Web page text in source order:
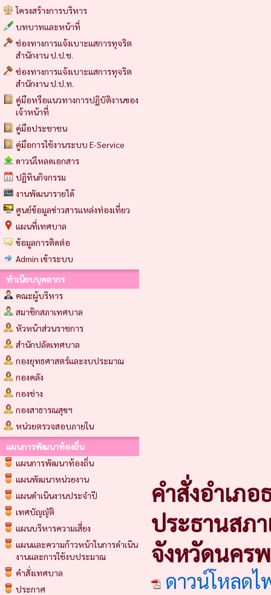
โครงสร้างการบริหาร
บทบาทและหน้าที่
ช่องทางการแจ้งเบาะแสการทุจริต
สำนักงาน ป.ป.ช.
ช่องทางการแจ้งเบาะแสการทุจริต
สำนักงาน ป.ป.ท.
คู่มือหรือแนวทางการปฏิบัติงานของ
เจ้าหน้าที่
คู่มือประชาชน
คู่มือการใช้งานระบบ E-Service
ดาวน์โหลดเอกสาร
ปฏิทินกิจกรรม
งานพัฒนารายได้
ศูนย์ข้อมูลข่าวสารแหล่งท่องเที่ยว
แผนที่เทศบาล
ข้อมูลการติดต่อ
Admin เข้าระบบ
ทำเนียบบุคลากร
คณะผู้บริหาร
สมาชิกสภาเทศบาล
หัวหน้าส่วนราชการ
สำนักปลัดเทศบาล
กองยุทธศาสตร์และงบประมาณ
กองคลัง
กองช่าง
กองสาธารณสุขฯ
หน่วยตรวจสอบภายใน
แผนการพัฒนาท้องถิ่น
แผนการพัฒนาท้องถิ่น
แผนพัฒนาหน่วยงาน
แผนดำเนินงานประจำปี
เทศบัญญัติ
แผนบริหารความเสี่ยง
แผนและความก้าวหน้าในการดำเนิน
งานและการใช้งบประมาณ
คำสั่งเทศบาล
ประกาศ
คำสั่งอำเภ
ประธานสภ
จังหวัดนคร
ดาวน์โหลด